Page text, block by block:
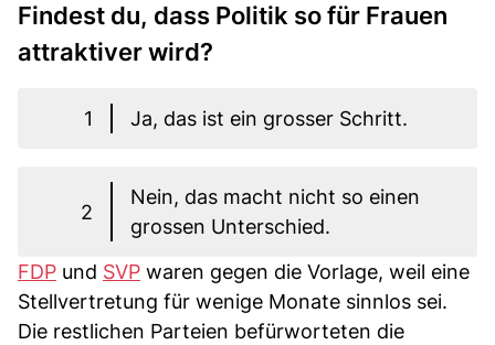
Findest du, dass Politik so für Frauen
attraktiver wird?
1 Ja, das ist ein grosser Schritt.
2
Nein, das macht nicht so einen
grossen Unterschied.
FDP und SVP waren gegen die Vorlage, weil eine
Stellvertretung für wenige Monate sinnlos sei.
Die restlichen Parteien befürworteten die